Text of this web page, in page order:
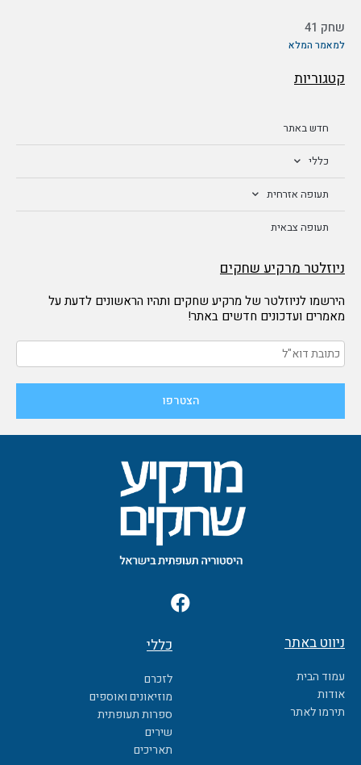
שחק 41
למאמר המלא
קטגוריות
חדש באתר
כללי
תעופה אזרחית
תעופה צבאית
ניוזלטר מרקיע שחקים
הירשמו לניוזלטר של מרקיע שחקים ותהיו הראשונים לדעת על
מאמרים ועדכונים חדשים באתר!
F
a
e
b
o
o
k
ניווט באתר
עמוד הבית
אודות
תירמו לאתר
כללי
לזכרם
מוזיאונים ואוספים
ספרות תעופתית
שירים
תאריכים